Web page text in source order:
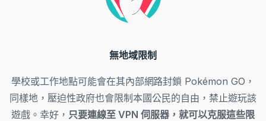
無地域限制
學校或工作地點可能會在其內部網路封鎖 Pokémon GO，
同樣地，壓迫性政府也會限制本國公民的自由，禁止遊玩該
遊戲。幸好， 只要連線至 VPN 伺服器，就可以克服這些限